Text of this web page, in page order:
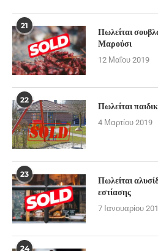
21
Πωλείται
Μαρούσι
12 Μαΐου 2019
22 Πωλείται
4 Μαρτίου 2019
23
Πωλείται
εστίασης
7 Ιανουαρίου
24